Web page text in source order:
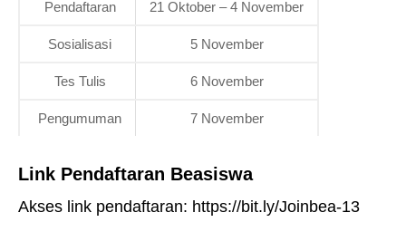
Pendaftaran 21 Oktober – 4 November
Sosialisasi 5 November
Tes Tulis 6 November
Pengumuman 7 November
Link Pendaftaran Beasiswa
Akses link pendaftaran: https://bit.ly/Joinbea-13